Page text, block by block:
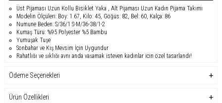
Üst Pijaması Uzun Kollu Bisiklet Yaka , Alt Pijaması Uzun Kadın Pijama Takımı
Modelin Ölçüleri: Boy: 1.67, Kilo: 45, Göğüs: 82, Bel: 60, Kalça: 86
Numune Beden: S/36/1 S-M/36-38/1-2
Kumaş Türü: %95 Polyester %5 Bambu
Yumuşak Tuşe
Sonbahar ve Kış Mevsim İçin Uygundur
Rahatlığı ve şıklığı aynı anda yaşamak isteyen kadınlar için özel tasarlandı!
uyku sırasında hem de evde geçirilen keyifli anlarda konfor sunar. %95
polyester ve %5 elastan kumaş karışımıyla üretilen bu takım, hafif elastik
Yumuşak tuşesi sayesinde cilde nazikçe dokunan kumaşı, gün boyu rahat bir
Ödeme Seçenekleri
Ürün Özellikleri